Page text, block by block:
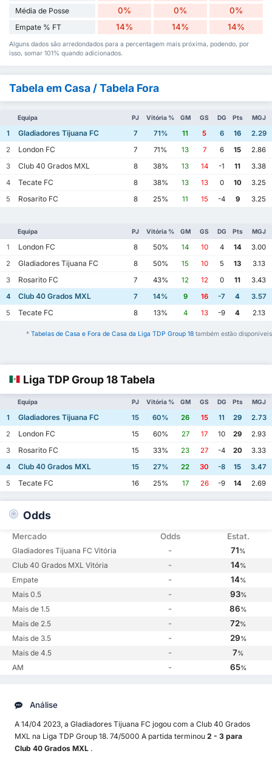
Média de Posse 0% 0% 0%
Empate % FT 14% 14% 14%
Alguns dados são arredondados para a percentagem mais próxima, podendo, por
isso, somar 101% quando adicionados.
Tabela em Casa / Tabela Fora
Equipa PJ Vitória % GM GS DG Pts MGJ
1 Gladiadores Tijuana FC 7 71% 11 5 6 16
2.29
2
London FC 7 71% 13 7 6 15
2.86
3
Club 40 Grados MXL 8 38% 13 14 -1 11
3.38
4
Tecate FC 8 38% 13 13 0 10
3.25
5
Rosarito FC 8 25% 11 15 -4 9 3.25
Equipa PJ Vitória % GM GS DG Pts MGJ
1 London FC 8 50% 14 10 4 14
3.00
2
Gladiadores Tijuana FC 8 50% 15 10 5 13
3.13
3
Rosarito FC 7 43% 12 12 0 11
3.43
4
Club 40 Grados MXL 7 14% 9 16 -7 4
3.57
5
Tecate FC 8 13% 4 13 -9 4 2.13
* Tabelas de Casa e Fora de Casa da Liga TDP Group 18 também estão disponíveis
Liga TDP Group 18 Tabela
Equipa PJ Vitória % GM GS DG Pts MGJ
1 Gladiadores Tijuana FC 15 60% 26 15 11 29
2.73
2
London FC 15 60% 27 17 10 29
2.93
3
Rosarito FC 15 33% 23 27 -4 20
3.33
4
Club 40 Grados MXL 15 27% 22 30 -8 15
3.47
5
Tecate FC 16 25% 17 26 -9 14 2.69
Odds
Mercado Odds Estat.
Gladiadores Tijuana FC Vitória - 71%
Club 40 Grados MXL Vitória - 14%
Empate - 14%
Mais 0.5 - 93%
Mais de 1.5 - 86%
Mais de 2.5 - 72%
Mais de 3.5 - 29%
Mais de 4.5 - 7%
AM - 65%
Análise
A 14/04 2023, a Gladiadores Tijuana FC jogou com a Club 40 Grados
MXL na Liga TDP Group 18. 74/5000 A partida terminou 2 - 3 para
Club 40 Grados MXL .